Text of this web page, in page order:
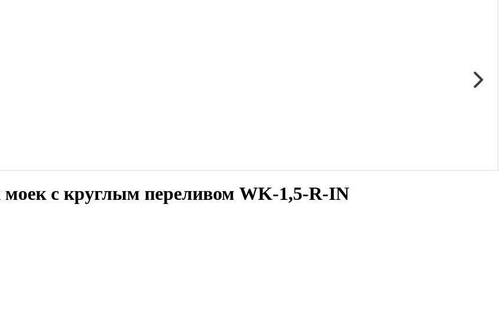
с круглым переливом WK-1,5-R-IN